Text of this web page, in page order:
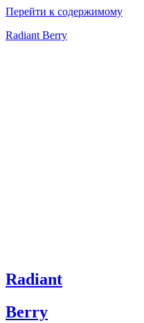
Перейти к содержимому
Radiant Berry
Radiant
Berry